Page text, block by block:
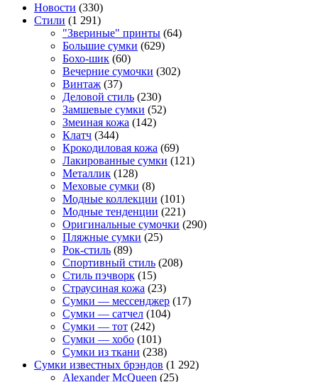
Новости (330)
Стили (1 291)
"Звериные" принты (64)
Большие сумки (629)
Бохо-шик (60)
Вечерние сумочки (302)
Винтаж (37)
Деловой стиль (230)
Замшевые сумки (52)
Змеиная кожа (142)
Клатч (344)
Крокодиловая кожа (69)
Лакированные сумки (121)
Металлик (128)
Меховые сумки (8)
Модные коллекции (101)
Модные тенденции (221)
Оригинальные сумочки (290)
Пляжные сумки (25)
Рок-стиль (89)
Спортивный стиль (208)
Стиль пэчворк (15)
Страусиная кожа (23)
Сумки — мессенджер (17)
Сумки — сатчел (104)
Сумки — тот (242)
Сумки — хобо (101)
Сумки из ткани (238)
Сумки известных брэндов (1 292)
Alexander McQueen (25)